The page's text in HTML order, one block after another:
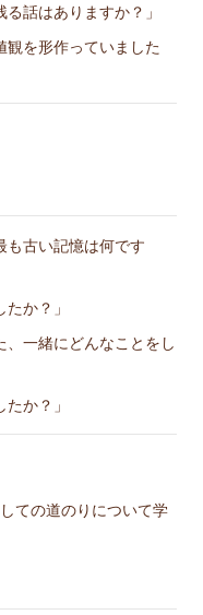
話はありますか？」
観を形作っていました
も古い記憶は何です
か？」
、一緒にどんなことをし
か？」
ての道のりについて学